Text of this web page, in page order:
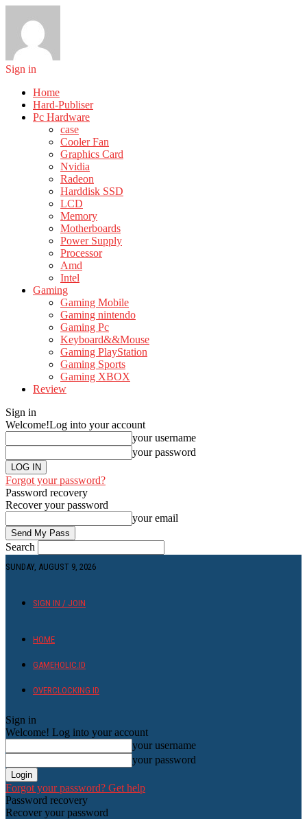
Sign in
Home
Hard-Publiser
Pc Hardware
case
Cooler Fan
Graphics Card
Nvidia
Radeon
Harddisk SSD
LCD
Memory
Motherboards
Power Supply
Processor
Amd
Intel
Gaming
Gaming Mobile
Gaming nintendo
Gaming Pc
Keyboard&&Mouse
Gaming PlayStation
Gaming Sports
Gaming XBOX
Review
Sign in
Welcome!Log into your account
your username
your password
Forgot your password?
Password recovery
Recover your password
your email
Search
SUNDAY, AUGUST 9, 2026
SIGN IN / JOIN
HOME
GAMEHOLIC.ID
OVERCLOCKING ID
Sign in
Welcome! Log into your account
your username
your password
Forgot your password? Get help
Password recovery
Recover your password